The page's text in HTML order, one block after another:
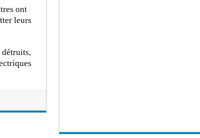
ont
leurs
détruits,